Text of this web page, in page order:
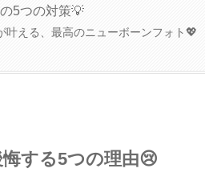
5つの対策💡
叶える、最高のニューボーンフォト💖
する5つの理由😢